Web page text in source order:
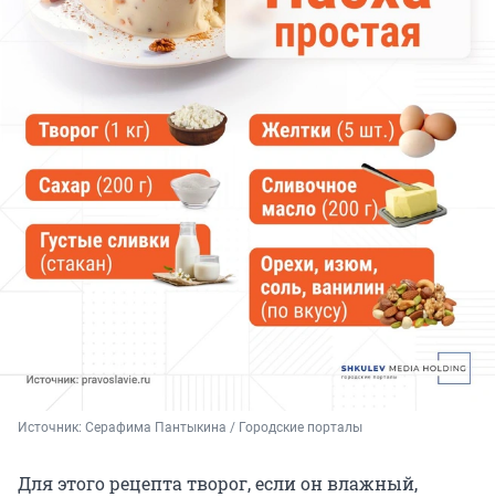
Источник: Серафима Пантыкина / Городские порталы
Для этого рецепта творог, если он влажный,